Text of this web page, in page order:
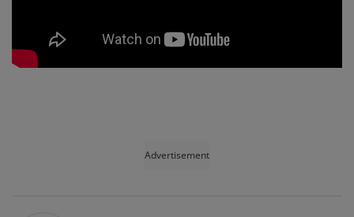
Advertisement